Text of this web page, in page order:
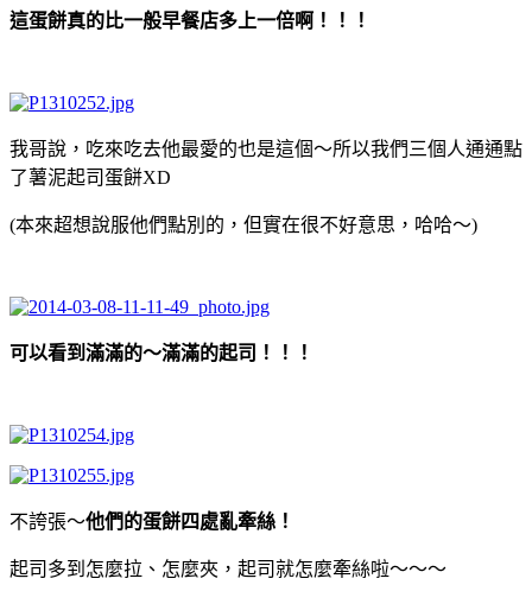
這蛋餅真的比一般早餐店多上一倍啊！！！
我哥說，吃來吃去他最愛的也是這個～所以我們三個人通通點
了薯泥起司蛋餅XD
(本來超想說服他們點別的，但實在很不好意思，哈哈～)
可以看到滿滿的～滿滿的起司！！！
不誇張～他們的蛋餅四處亂牽絲！
起司多到怎麼拉、怎麼夾，起司就怎麼牽絲啦～～～